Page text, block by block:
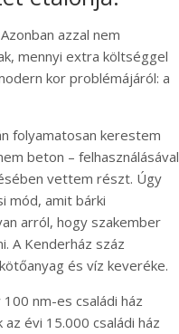
azzal nem
mennyi extra költséggel
kor problémájáról: a
folyamatosan kerestem
beton – felhasználásával
vettem részt. Úgy
mód, amit bárki
arról, hogy szakember
A Kenderház száz
és víz keveréke.
nm-es családi ház
évi 15.000 családi ház